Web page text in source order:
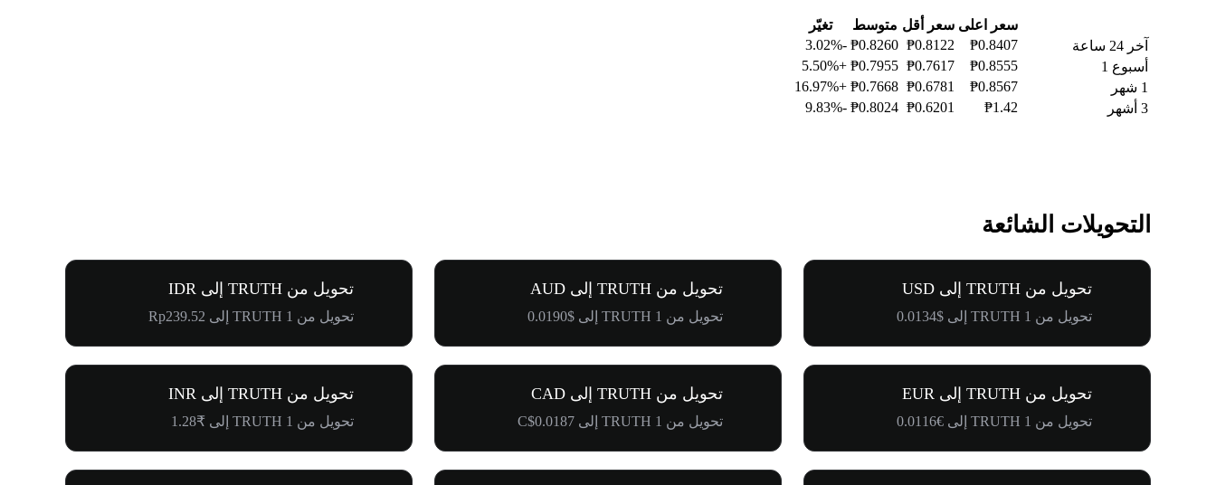
سعر اعلى سعر أقل متوسط
تغيّر
آخر 24 ساعة
₱0.8407
₱0.8122
₱0.8260
-3.02%
أسبوع 1
₱0.8555
₱0.7617
₱0.7955
+5.50%
1 شهر
₱0.8567
₱0.6781
₱0.7668
+16.97%
3 أشهر
₱1.42
₱0.6201
₱0.8024
-9.83%
التحويلات الشائعة
تحويل من TRUTH إلى USD
تحويل من 1 TRUTH إلى $0.0134
تحويل من TRUTH إلى AUD
تحويل من 1 TRUTH إلى $0.0190
تحويل من TRUTH إلى IDR
تحويل من 1 TRUTH إلى Rp239.52
تحويل من TRUTH إلى EUR
تحويل من 1 TRUTH إلى €0.0116
تحويل من TRUTH إلى CAD
تحويل من 1 TRUTH إلى C$0.0187
تحويل من TRUTH إلى INR
تحويل من 1 TRUTH إلى ₹1.28